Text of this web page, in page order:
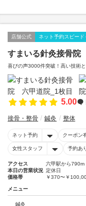
店舗公式 ネット予約スピード
すまいる針灸接骨
喜びの声3000件突破！高い技術
5.00
接骨・整骨 鍼灸 整体
ネット予約 クーポン
女性スタッフ 予約あ
アクセス
六甲駅から790m
本日の営業状況 定休日
価格帯
￥370〜￥
メニュー
鍼灸